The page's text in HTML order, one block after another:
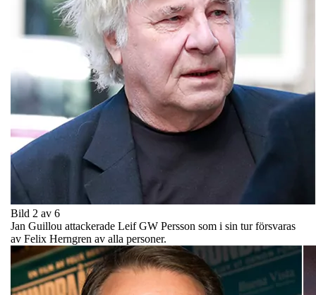
Bild 2 av 6
Jan Guillou attackerade Leif GW Persson som i sin tur försvaras
av Felix Herngren av alla personer.